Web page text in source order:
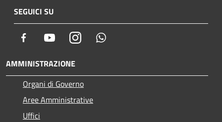
SEGUICI SU
Facebook YoutubeInstagram
AMMINISTRAZIONE
Organi di Governo
Aree Amministrative
Uffici